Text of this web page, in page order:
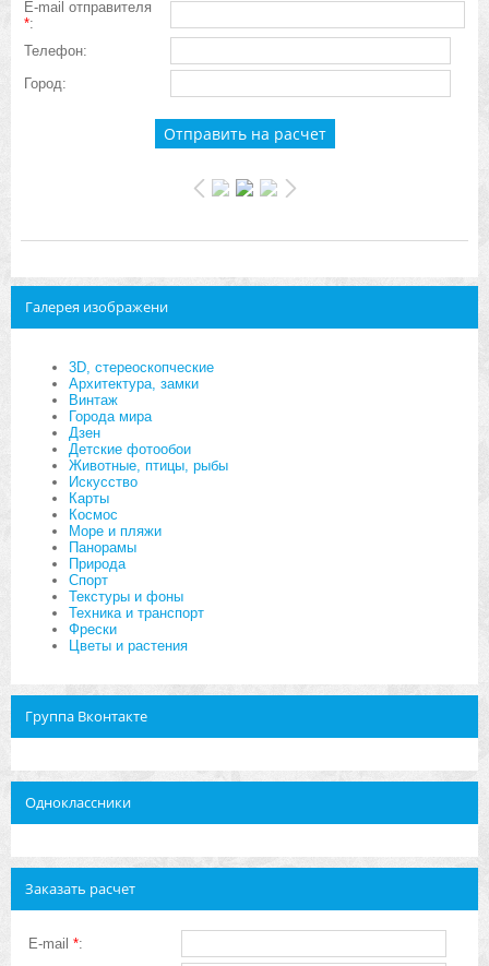
E-mail отправителя
*:
Телефон:
Город:
Галерея изображени
3D, стереоскопческие
Архитектура, замки
Винтаж
Города мира
Дзен
Детские фотообои
Животные, птицы, рыбы
Искусство
Карты
Космос
Море и пляжи
Панорамы
Природа
Спорт
Текстуры и фоны
Техника и транспорт
Фрески
Цветы и растения
Группа Вконтакте
Одноклассники
Заказать расчет
E-mail *: